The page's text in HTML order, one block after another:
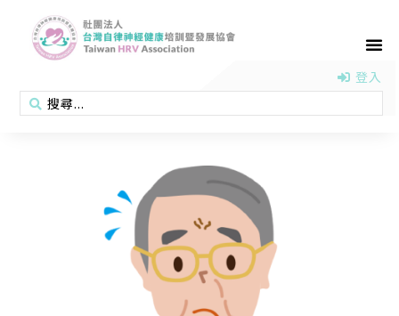
登入